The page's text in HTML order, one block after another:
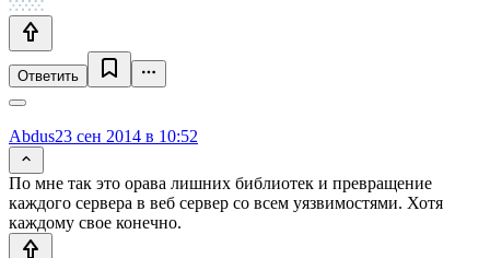
Ответить
Abdus23 сен 2014 в 10:52
По мне так это орава лишних библиотек и превращение
каждого сервера в веб сервер со всем уязвимостями. Хотя
каждому свое конечно.